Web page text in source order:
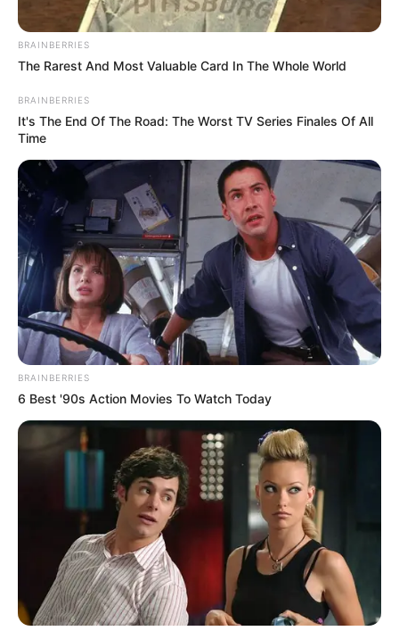
BRAINBERRIES
The Rarest And Most Valuable Card In The Whole World
BRAINBERRIES
It's The End Of The Road: The Worst TV Series Finales Of All
Time
BRAINBERRIES
6 Best '90s Action Movies To Watch Today